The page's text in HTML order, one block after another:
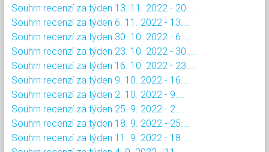
Souhrn recenzí za týden 13. 11. 2022 - 20....
Souhrn recenzí za týden 6. 11. 2022 - 13....
Souhrn recenzí za týden 30. 10. 2022 - 6....
Souhrn recenzí za týden 23. 10. 2022 - 30....
Souhrn recenzí za týden 16. 10. 2022 - 23....
Souhrn recenzí za týden 9. 10. 2022 - 16....
Souhrn recenzí za týden 2. 10. 2022 - 9....
Souhrn recenzí za týden 25. 9. 2022 - 2....
Souhrn recenzí za týden 18. 9. 2022 - 25....
Souhrn recenzí za týden 11. 9. 2022 - 18....